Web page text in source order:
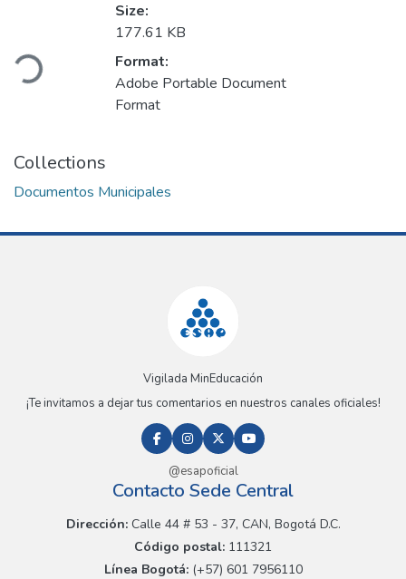
Size:
177.61 KB
Format:
Adobe Portable Document
Format
Collections
Documentos Municipales
Vigilada MinEducación
¡Te invitamos a dejar tus comentarios en nuestros canales oficiales!
@esapoficial
Contacto Sede Central
Dirección:Calle 44 # 53 - 37, CAN, Bogotá D.C.
Código postal: 111321
Línea Bogotá:(+57) 601 7956110